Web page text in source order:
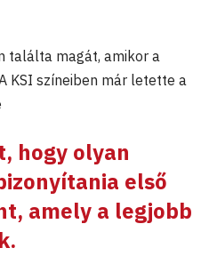
találta magát, amikor a
KSI színeiben már letette a
hogy olyan
első
amely a legjobb